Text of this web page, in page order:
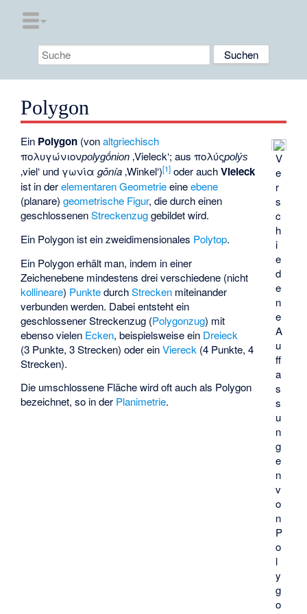
Polygon
V
e
r
s
c
h
i
e
d
e
n
e
A
u
ff
a
s
s
u
n
g
e
n
v
o
n
P
o
l
y
g
o
Ein Polygon (vonaltgriechisch
πολυγώνιονpolygṓnion ‚Vieleck‘; ausπολύςpolýs
‚viel‘ und γωνία gōnía ‚Winkel‘)[1] oder auchVieleck
ist in derelementaren Geometrieeineebene
(planare)geometrische Figur, die durch einen
geschlossenenStreckenzuggebildet wird.
Ein Polygon ist ein zweidimensionales Polytop.
Ein Polygon erhält man, indem in einer
Zeichenebene mindestens drei verschiedene (nicht
kollineare) PunktedurchStrecken miteinander
verbunden werden. Dabei entsteht ein
geschlossener Streckenzug (Polygonzug) mit
ebenso vielen Ecken, beispielsweise ein Dreieck
(3 Punkte, 3 Strecken) oder einViereck (4 Punkte, 4
Strecken).
Die umschlossene Fläche wird oft auch als Polygon
bezeichnet, so in der Planimetrie.